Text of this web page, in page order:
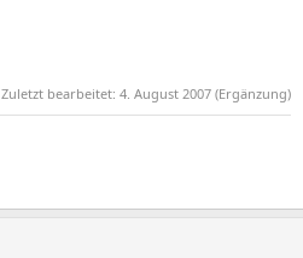
Zuletzt bearbeitet: 4. August 2007 (Ergänzung)